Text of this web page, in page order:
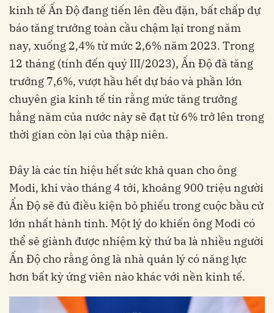
kinh tế Ấn Độ đang tiến lên đều đặn, bất chấp dự
báo tăng trưởng toàn cầu chậm lại trong năm
nay, xuống 2,4% từ mức 2,6% năm 2023. Trong
12 tháng (tính đến quý III/2023), Ấn Độ đã tăng
trưởng 7,6%, vượt hầu hết dự báo và phần lớn
chuyên gia kinh tế tin rằng mức tăng trưởng
hằng năm của nước này sẽ đạt từ 6% trở lên trong
thời gian còn lại của thập niên.
Đây là các tín hiệu hết sức khả quan cho ông
Modi, khi vào tháng 4 tới, khoảng 900 triệu người
Ấn Độ sẽ đủ điều kiện bỏ phiếu trong cuộc bầu cử
lớn nhất hành tinh. Một lý do khiến ông Modi có
thể sẽ giành được nhiệm kỳ thứ ba là nhiều người
Ấn Độ cho rằng ông là nhà quản lý có năng lực
hơn bất kỳ ứng viên nào khác với nền kinh tế.